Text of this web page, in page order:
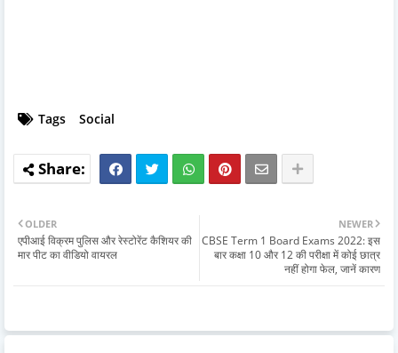
Tags Social
NEWER
CBSE Term 1 Board Exams 2022: इस
बार कक्षा 10 और 12 की परीक्षा में कोई छात्र
नहीं होगा फेल, जानें कारण
OLDER
एपीआई विक्रम पुलिस और रेस्टोरेंट कैशियर की
मार पीट का वीडियो वायरल